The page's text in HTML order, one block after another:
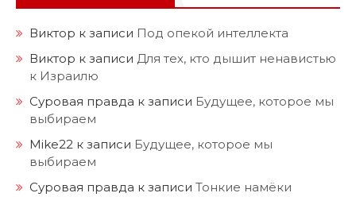
Виктор к записи Под опекой интеллекта
Виктор к записи Для тех, кто дышит ненавистью
к Израилю
Суровая правда к записи Будущее, которое мы
выбираем
Mike22 к записи Будущее, которое мы
выбираем
Суровая правда к записи Тонкие намёки